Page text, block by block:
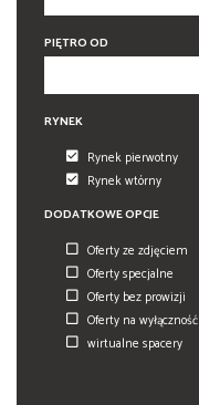
PIĘTRO OD
RYNEK
Rynek pierwotny
Rynek wtórny
DODATKOWE OPCJE
Oferty ze zdjęciem
Oferty specjalne
Oferty bez prowizji
Oferty na wyłączność
wirtualne spacery